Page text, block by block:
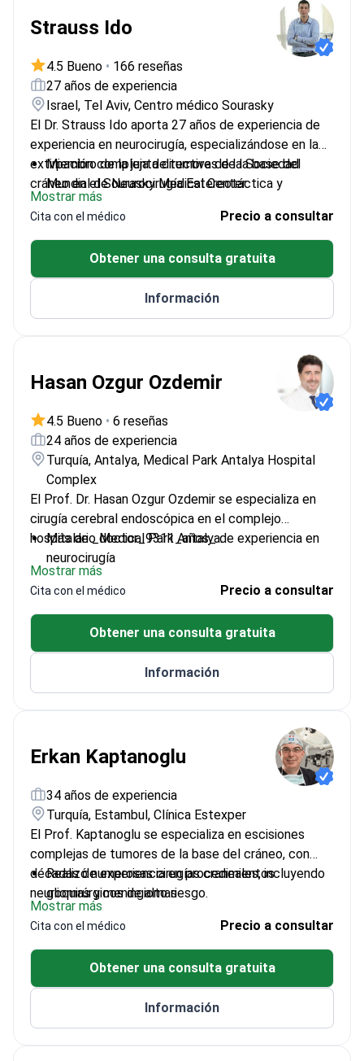
Strauss Ido
4.5 Bueno • 166 reseñas
27 años de experiencia
Israel, Tel Aviv, Centro médico Sourasky
El Dr. Strauss Ido aporta 27 años de experiencia de
experiencia en neurocirugía, especializándose en la
extirpación compleja de tumores de la base del
cráneo en el Sourasky Medical Center.
Miembro de la junta directiva de la Sociedad
Mundial de Neurocirugía Estereotáctica y
Funcional
Formación de subespecialidad (fellowship) en
Neurocirugía Funcional en el Toronto Western
Hospital
Investigador con publicaciones en revistas
nacionales e internacionales de neurocirugía
Miembro de la Sociedad Americana de
Mostrar más
Cita con el médico Precio a consultar
Obtener una consulta gratuita
Información
Hasan Ozgur Ozdemir
4.5 Bueno • 6 reseñas
24 años de experiencia
Turquía, Antalya, Medical Park Antalya Hospital
Complex
El Prof. Dr. Hasan Ozgur Ozdemir se especializa en
cirugía cerebral endoscópica en el complejo
hospitalario Medical Park Antalya.
Más de _doctor_9311_años_ de experiencia en
neurocirugía
Experto en operaciones vasculares cerebrales y
tumores de columna
Primer lugar en el examen de competencia de la
Sociedad Turca de Neurocirugía
Miembro de la Sociedad Turca de Neurocirugía
Mostrar más
Cita con el médico Precio a consultar
Obtener una consulta gratuita
Información
Erkan Kaptanoglu
34 años de experiencia
Turquía, Estambul, Clínica Estexper
El Prof. Kaptanoglu se especializa en escisiones
complejas de tumores de la base del cráneo, con
décadas de experiencia en procedimientos
neuroquirúrgicos de alto riesgo.
Realizó numerosas cirugías craneales, incluyendo
gliomas y meningiomas
Ex Jefe de Neurocirugía en la Universidad de
Mármara
Publicó 65 artículos científicos internacionales
sobre neurocirugía
Miembro de las organizaciones EUROSPINE y AO
Mostrar más
Cita con el médico Precio a consultar
Obtener una consulta gratuita
Información